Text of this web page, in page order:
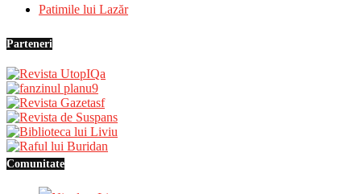
Patimile lui Lazăr
Parteneri
Comunitate